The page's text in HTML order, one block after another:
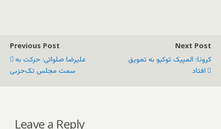
Previous Post
علیرضا صلواتی: حرکت به
سمت مجلس تک‌‌حزبی
Next Post
کرونا؛ المپیک توکیو به تعویق
افتاد
Leave a Reply